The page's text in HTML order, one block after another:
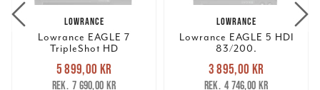
LOWRANCE
Lowrance EAGLE 7
TripleShot HD
Nuvarande pris
5 899,00 krTidigare pris
5 899,00 kr
7 690,00 kr
LOWRANCE
Lowrance EAGLE 5 HDI
83/200.
Nuvarande pris
3 895,00 krTidigare pris
3 895,00 kr
4 746,00 kr